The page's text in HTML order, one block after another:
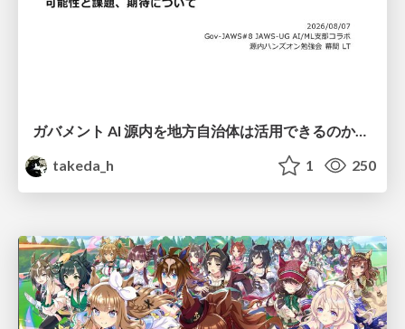
ガバメント AI 源内を地方自治体は活用できるのか 可能性と課題、期待について
takeda_h
1 250